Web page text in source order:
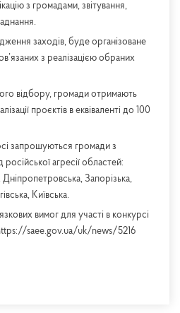
з громадами, звітування,
заходів, буде організоване
з реалізацією обраних
відбору, громади отримають
проєктів в еквіваленті до 100
запрошуються громади з
агресії областей:
Запорізька,
Київська.
вимог для участі в конкурсі
saee.gov.ua/uk/news/5216